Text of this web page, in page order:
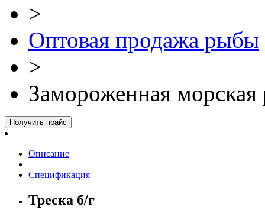
>
Оптовая продажа рыбы
>
Замороженная
Получить прайс
Описание
Спецификация
Треска б/г